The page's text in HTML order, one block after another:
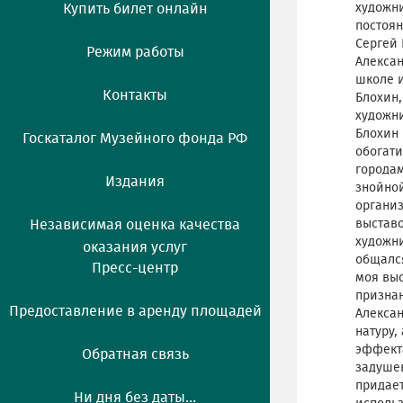
Купить билет онлайн
Режим работы
Контакты
Госкаталог Музейного фонда РФ
Издания
Независимая оценка качества
оказания услуг
Пресс-центр
Предоставление в аренду площадей
Обратная связь
Ни дня без даты...
Сергей
школе
моя